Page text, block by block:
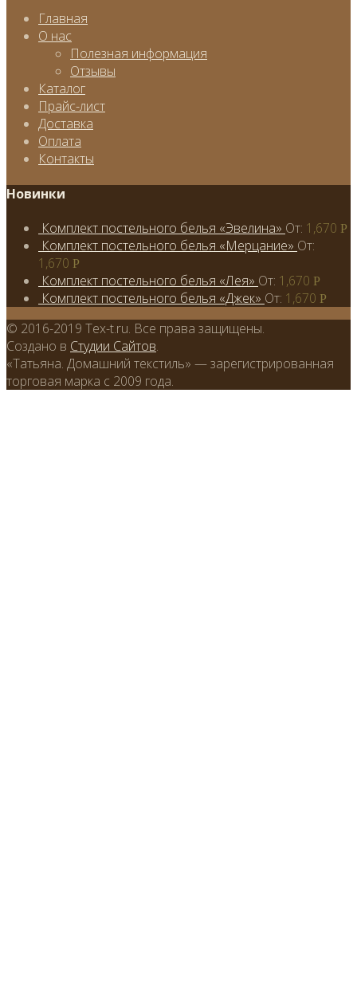
Главная
О нас
Полезная информация
Отзывы
Каталог
Прайс-лист
Доставка
Оплата
Контакты
Новинки
Комплект постельного белья «Эвелина» От: 1,670 Р
Комплект постельного белья «Мерцание» От:
1,670 Р
Комплект постельного белья «Лея» От: 1,670 Р
Комплект постельного белья «Джек» От: 1,670 Р
© 2016-2019 Tex-t.ru. Все права защищены.
Создано в Студии Сайтов.
«Татьяна. Домашний текстиль» — зарегистрированная
торговая марка с 2009 года.